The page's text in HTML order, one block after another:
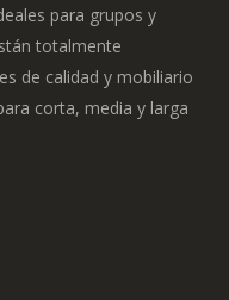
para grupos y
totalmente
de calidad y mobiliario
corta, media y larga